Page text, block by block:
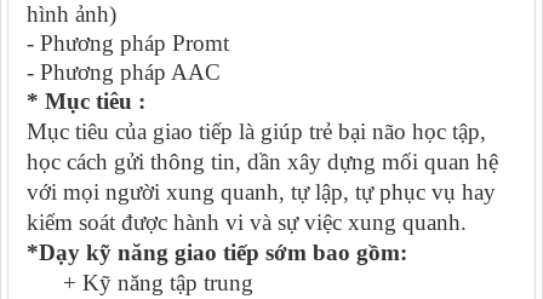
hình ảnh)
- Phương pháp Promt
- Phương pháp AAC
* Mục tiêu :
Mục tiêu của giao tiếp là giúp trẻ bại não học tập,
học cách gửi thông tin, dần xây dựng mối quan hệ
với mọi người xung quanh, tự lập, tự phục vụ hay
kiểm soát được hành vi và sự việc xung quanh.
*Dạy kỹ năng giao tiếp sớm bao gồm:
+ Kỹ năng tập trung